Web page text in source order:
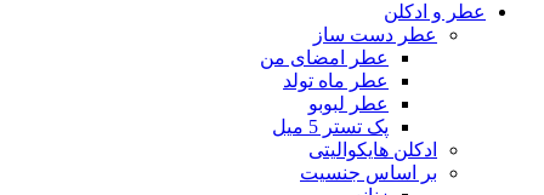
عطر و ادکلن
عطر دست ساز
عطر امضای من
عطر ماه تولد
عطر لبوبو
پک تستر 5 میل
ادکلن هایکوالیتی
بر اساس جنسیت